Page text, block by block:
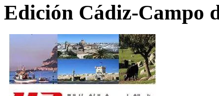
Edición Cádiz-Campo